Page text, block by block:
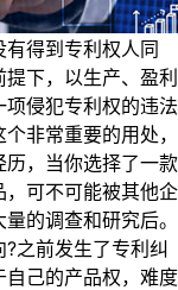
得到专利权人同
下，以生产、盈利
侵犯专利权的违法
非常重要的用处，
历，当你选择了一款
可不可能被其他企
的调查和研究后。
之前发生了专利纠
己的产品权，难度